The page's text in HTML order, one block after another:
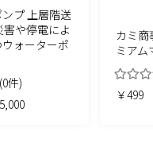
プ 上層階送
や停電によ
ォーターポ
(0件)
カミ商
ミアム
￥499